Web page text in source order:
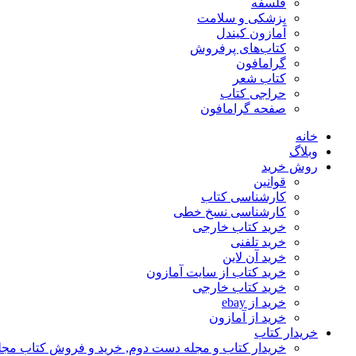
فلسفه
پزشکی و سلامت
آمازون کیندل
کتاب‌های پرفروش
گرامافون
کتاب شعر
حراجی کتاب
صفحه گرامافون
خانه
وبلاگ
روش خرید
قوانین
کارشناسی کتاب
کارشناسی نسخ خطی
خرید کتاب خارجی
خرید تلفنی
خرید آن لاین
خرید کتاب از سایت آمازون
خرید کتاب خارجی
خرید از ebay
خرید از آمازون
خریدار کتاب
خریدار کتاب و مجله دست دوم, خرید و فروش کتاب